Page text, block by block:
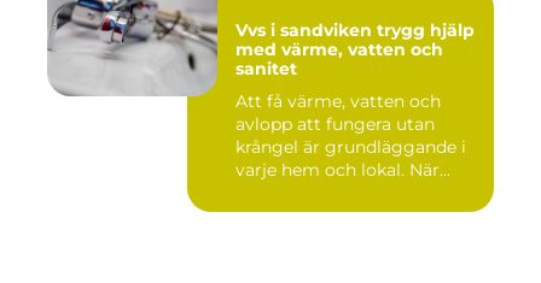
Vvs i sandviken trygg hjälp
med värme, vatten och
sanitet
Att få värme, vatten och
avlopp att fungera utan
krångel är grundläggande i
varje hem och lokal. När...